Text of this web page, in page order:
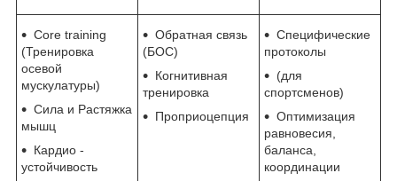
Core training
(Тренировка
осевой
мускулатуры)
Сила и Растяжка
мышц
Кардио -
устойчивость
Обратная связь
(БОС)
Когнитивная
тренировка
Проприоцепция
Специфические
протоколы
(для
спортсменов)
Оптимизация
равновесия,
баланса,
координации